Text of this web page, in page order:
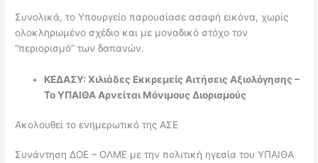
Συνολικά, το Υπουργείο παρουσίασε ασαφή εικόνα, χωρίς
ολοκληρωμένο σχέδιο και με μοναδικό στόχο τον
“περιορισμό” των δαπανών.
ΚΕΔΑΣΥ: Χιλιάδες Εκκρεμείς Αιτήσεις Αξιολόγησης –
Το ΥΠΑΙΘΑ Αρνείται Μόνιμους Διορισμούς
Ακολουθεί το ενημερωτικό της ΑΣΕ
Συνάντηση ΔΟΕ – ΟΛΜΕ με την πολιτική ηγεσία του ΥΠΑΙΘΑ